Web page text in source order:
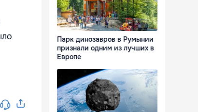
Парк динозавров в Румынии
признали одним из лучших в
Европе